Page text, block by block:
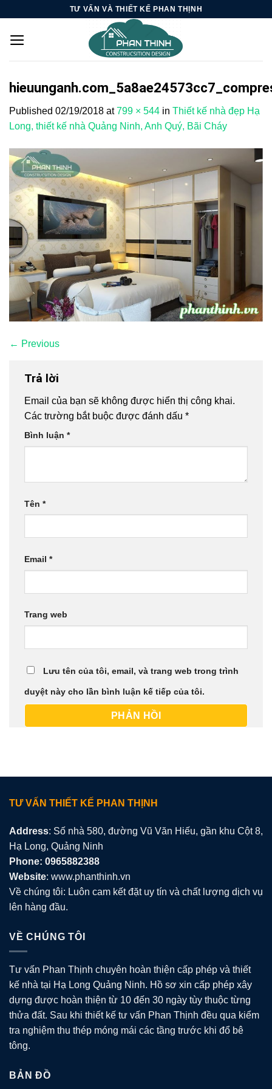
content
TƯ VẤN VÀ THIẾT KẾ PHAN THỊNH
Published 02/19/2018 at799 × 544 in Thiết kế nhà đẹp Hạ
Long, thiết kế nhà Quảng Ninh, Anh Quý, Bãi Cháy
← Previous
Trả lời
Email của bạn sẽ không được hiển thị công khai.
Các trường bắt buộc được đánh dấu *
Bình luận *
Tên *
Email *
Trang web
Lưu tên của tôi, email, và trang web trong trình
duyệt này cho lần bình luận kế tiếp của tôi.
TƯ VẤN THIẾT KẾ PHAN THỊNH
Address: Số nhà 580, đường Vũ Văn Hiếu, gần khu Cột 8,
Hạ Long, Quảng Ninh
Phone: 0965882388
Website: www.phanthinh.vn
Về chúng tôi: Luôn cam kết đặt uy tín và chất lượng dịch vụ
lên hàng đầu.
VỀ CHÚNG TÔI
Tư vấn Phan Thịnh chuyên hoàn thiện cấp phép và thiết
kế nhà tại Hạ Long Quảng Ninh. Hồ sơ xin cấp phép xây
dựng được hoàn thiện từ 10 đến 30 ngày tùy thuộc từng
thửa đất. Sau khi thiết kế tư vấn Phan Thịnh đều qua kiểm
tra nghiệm thu thép móng mái các tầng trước khi đổ bê
tông.
BẢN ĐỒ